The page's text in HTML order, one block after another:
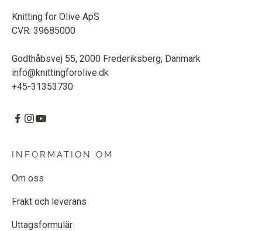
Knitting for Olive ApS
CVR: 39685000
Godthåbsvej 55, 2000 Frederiksberg, Danmark
info@knittingforolive.dk
+45-31353730
INFORMATION OM
Om oss
Frakt och leverans
Uttagsformulär